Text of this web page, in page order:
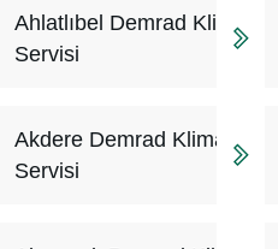
Ahlatlıbel Demrad Klima
Servisi
Akdere Demrad Klima
Servisi